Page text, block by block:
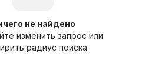
не найдено
изменить запрос или
радиус поиска